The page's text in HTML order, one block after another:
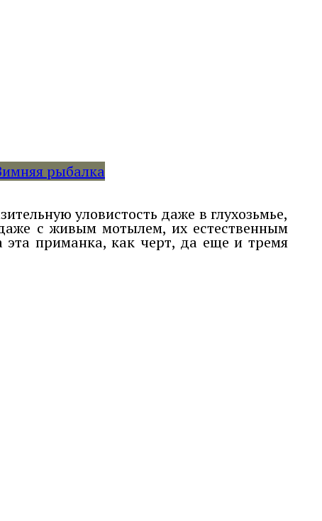
рыбалка
уловистость даже в глухозьмье,
с живым мотылем, их естественным
эта приманка, как черт, да еще и тремя